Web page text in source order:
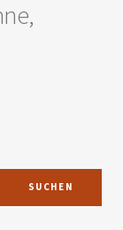
SUCHEN